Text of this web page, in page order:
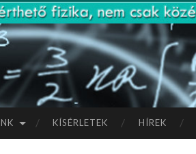
KÍSÉRLETEK HÍREK